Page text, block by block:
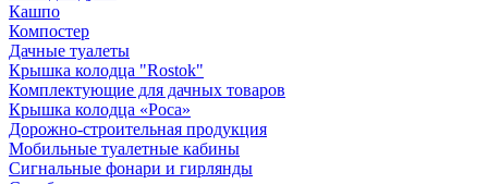
Кашпо
Компостер
Дачные туалеты
Крышка колодца "Rostok"
Комплектующие для дачных товаров
Крышка колодца «Роса»
Дорожно-строительная продукция
Мобильные туалетные кабины
Сигнальные фонари и гирлянды